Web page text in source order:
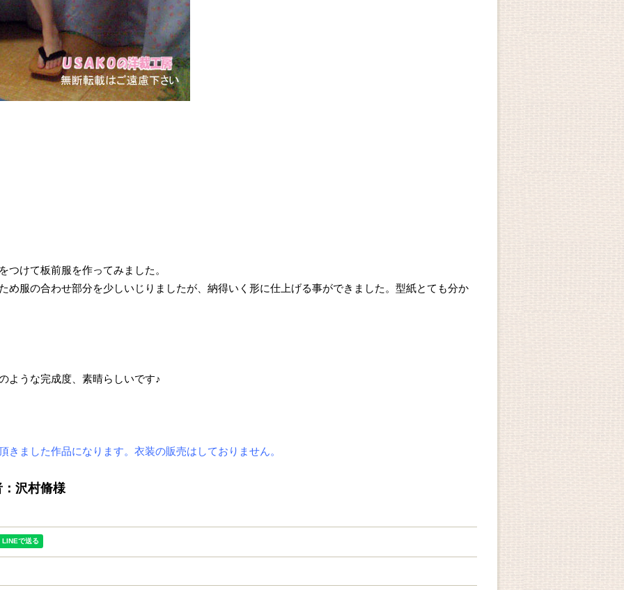
つけて板前服を作ってみました。
め服の合わせ部分を少しいじりましたが、納得いく形に仕上げる事ができました。型紙とても分か
ような完成度、素晴らしいです♪
きました作品になります。衣装の販売はしておりません。
沢村脩様